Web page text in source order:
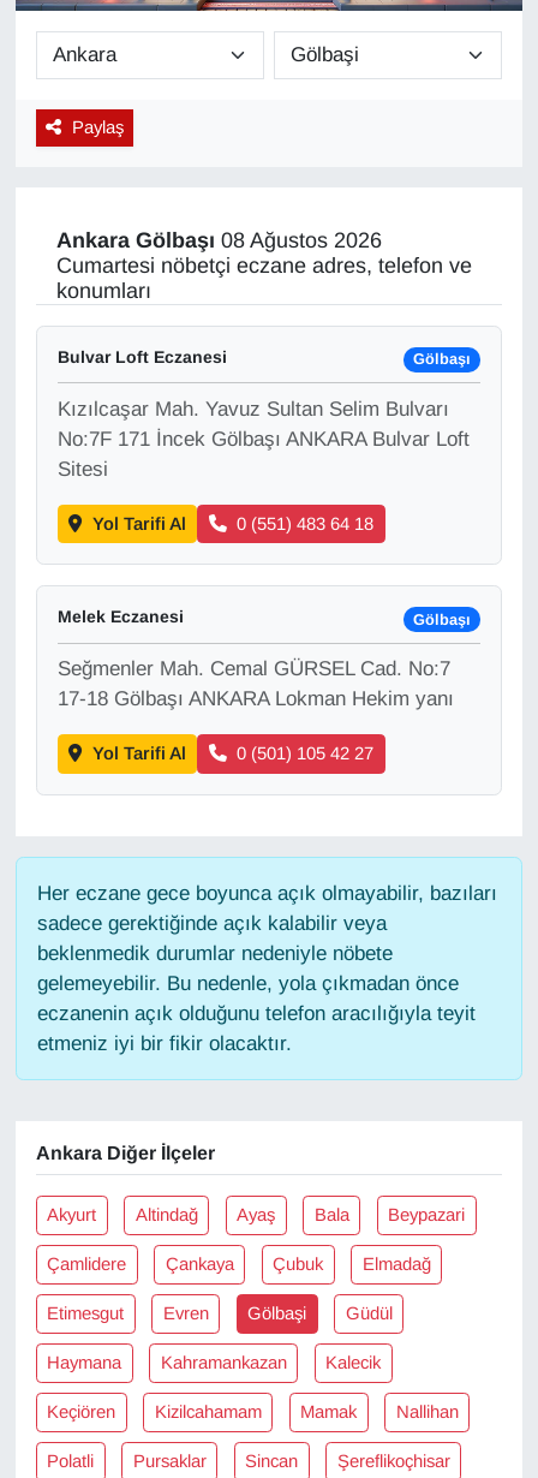
Paylaş
Ankara Gölbaşı 08 Ağustos 2026
Cumartesi nöbetçi eczane adres, telefon ve
konumları
Bulvar Loft Eczanesi Gölbaşı
Kızılcaşar Mah. Yavuz Sultan Selim Bulvarı
No:7F 171 İncek Gölbaşı ANKARA Bulvar Loft
Sitesi
Yol Tarifi Al 0 (551) 483 64 18
Melek Eczanesi Gölbaşı
Seğmenler Mah. Cemal GÜRSEL Cad. No:7
17-18 Gölbaşı ANKARA Lokman Hekim yanı
Yol Tarifi Al 0 (501) 105 42 27
Her eczane gece boyunca açık olmayabilir, bazıları
sadece gerektiğinde açık kalabilir veya
beklenmedik durumlar nedeniyle nöbete
gelemeyebilir. Bu nedenle, yola çıkmadan önce
eczanenin açık olduğunu telefon aracılığıyla teyit
etmeniz iyi bir fikir olacaktır.
Ankara Diğer İlçeler
Akyurt Altindağ Ayaş Bala Beypazari
Çamlidere Çankaya Çubuk Elmadağ
Etimesgut Evren Gölbaşi Güdül
Haymana Kahramankazan Kalecik
Keçiören Kizilcahamam Mamak Nallihan
Polatli Pursaklar Sincan Şereflikoçhisar
Diğer
DÜNYA
EKONOMİ
Eleman
Emlak
En çok konuşulanlar
GENEL
Güncel
Gündem
Haber
HABERDE İNSAN
İngilizce
Kamu Alımları
Kim Kimdir?
Kültür & Sanat
KURDÎ
MAGAZİN
MEDYA
ONE EKONOMİ
POLİTİKA
Resmi İlanlar
RÖPORTAJ